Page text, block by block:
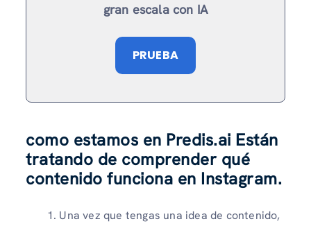
gran escala con IA
PRUEBA
como estamos en Predis.ai Están
tratando de comprender qué
contenido funciona en Instagram.
Una vez que tengas una idea de contenido,